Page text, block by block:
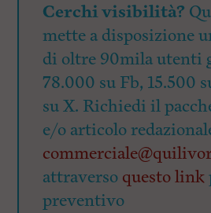
Cerchi visibilità?
mette a disposizione
di oltre 90mila utenti
78.000 su Fb, 15.500
su X. Richiedi il
e/o articolo
attraverso questo link
preventivo